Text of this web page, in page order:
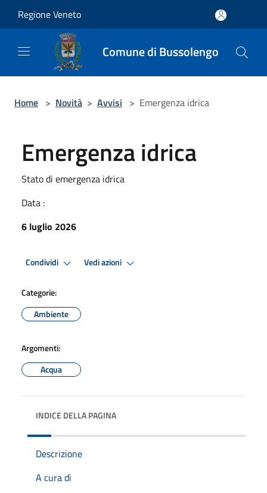
Regione Veneto
Comune di Bussolengo
Home > Novità > Avvisi > Emergenza idrica
Emergenza idrica
Stato di emergenza idrica
Data :
6 luglio 2026
Condividi Vedi azioni
Categorie:
Ambiente
Argomenti:
Acqua
INDICE DELLA PAGINA
Descrizione
A cura di